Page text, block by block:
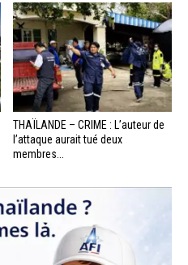
THAÏLANDE – CRIME : L’auteur de
l’attaque aurait tué deux
membres...